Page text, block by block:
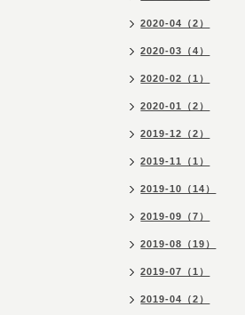
2020-04（2）
2020-03（4）
2020-02（1）
2020-01（2）
2019-12（2）
2019-11（1）
2019-10（14）
2019-09（7）
2019-08（19）
2019-07（1）
2019-04（2）